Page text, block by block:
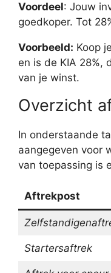
Voordeel: Jouw
goedkoper. Tot
Voorbeeld: Koop
en is de KIA 28%,
van je winst.
Overzicht
In onderstaande
aangegeven voor
van toepassing is
Aftrekpost
Startersaftrek